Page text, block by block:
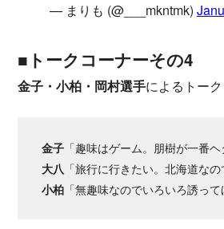
— まりも (@___mkntmk)
■トークコーナーその4
金子・小柏・岡村選手によるトーク
金子 「趣味はゲーム。朋樹が一番ヘ
大八 「旅行に行きたい。北海道なの
小柏 「無趣味なのでいろいろ誘って